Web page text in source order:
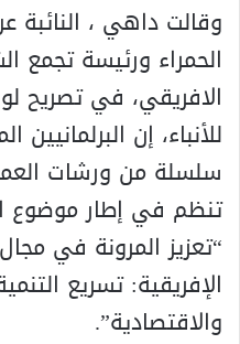
وقالت داهي ، النائبة
الحمراء ورئيسة تجمع
الافريقي، في تصريح
للأنباء، إن
سلسلة من ورشات
تنظم في إطار موضوع
“تعزيز المرونة في
الإفريقية: تسريع
والاقتصادية”.